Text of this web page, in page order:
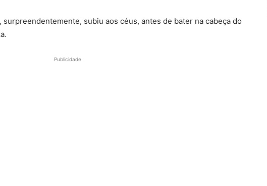
surpreendentemente, subiu aos céus, antes de bater na cabeça do
Publicidade